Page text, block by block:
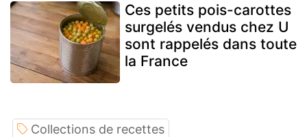
Ces petits pois-carottes
surgelés vendus chez U
sont rappelés dans toute
la France
Collections de recettes